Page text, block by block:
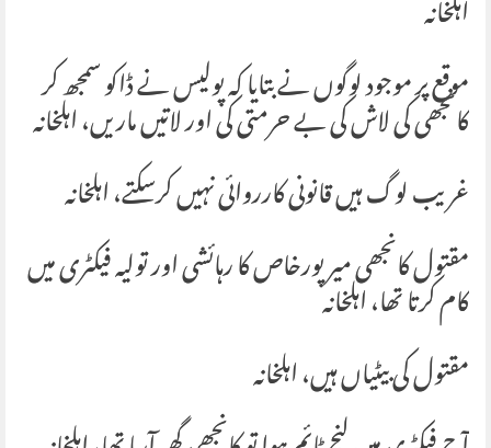
اہلخانہ
موقع پر موجود لوگوں نے بتایا کہ پولیس نے ڈاکو سمجھ کر
کانجھی کی لاش کی بے حرمتی کی اور لاتیں ماریں، اہلخانہ
غریب لوگ ہیں قانونی کارروائی نہیں کرسکتے، اہلخانہ
مقتول کانجھی میرپورخاص کا رہائشی اور تولیہ فیکٹری میں
کام کرتا تھا، اہلخانہ
مقتول کی بیٹیاں ہیں، اہلخانہ